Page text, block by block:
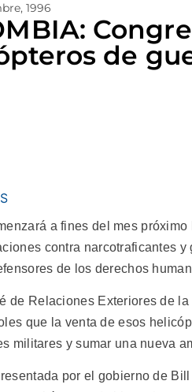
1996
de
a fines del mes
contra narcotraficantes
de los derechos
de Relaciones Exteriores de
que la venta de esos
militares y sumar una nueva
por el gobierno de